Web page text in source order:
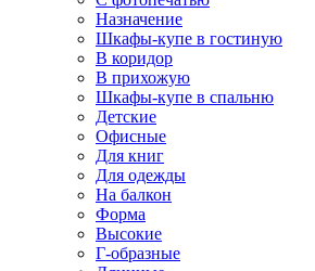
Назначение
Шкафы-купе в гостиную
В коридор
В прихожую
Шкафы-купе в спальню
Детские
Офисные
Для книг
Для одежды
На балкон
Форма
Высокие
Г-образные